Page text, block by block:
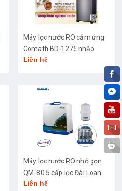
Máy lọc nước RO cảm ứng
Comath BD-1275 nhập
khẩu cao cấp
Liên hệ
Máy lọc nước RO nhỏ gọn
QM-80 5 cấp lọc Đài Loan
Liên hệ